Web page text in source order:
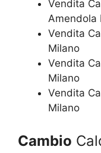
Vendita
Amendola
Vendita
Milano
Vendita
Milano
Vendita
Milano
Cambio